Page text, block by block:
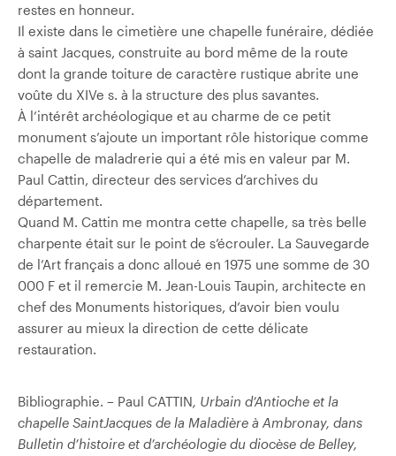
restes en honneur.
Il existe dans le cimetière une chapelle funéraire, dédiée
à saint Jacques, construite au bord même de la route
dont la grande toiture de caractère rustique abrite une
voûte du XIVe s. à la structure des plus savantes.
À l’intérêt archéologique et au charme de ce petit
monument s’ajoute un important rôle historique comme
chapelle de maladrerie qui a été mis en valeur par M.
Paul Cattin, directeur des services d’archives du
département.
Quand M. Cattin me montra cette chapelle, sa très belle
charpente était sur le point de s’écrouler. La Sauvegarde
de l’Art français a donc alloué en 1975 une somme de 30
000 F et il remercie M. Jean-Louis Taupin, architecte en
chef des Monuments historiques, d’avoir bien voulu
assurer au mieux la direction de cette délicate
restauration.
Bibliographie. – Paul CATTIN, Urbain d’Antioche et la
chapelle Saint­Jacques de la Maladière à Ambronay, dans
Bulletin d’histoire et d’archéologie du diocèse de Belley,